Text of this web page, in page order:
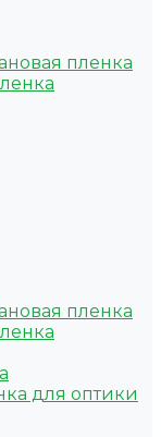
пленка
пленка
для оптики